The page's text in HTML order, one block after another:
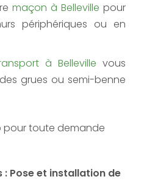
maçon à Belleville pour
périphériques ou en
à Belleville vous
grues ou semi-benne
pour toute demande
: Pose et installation de